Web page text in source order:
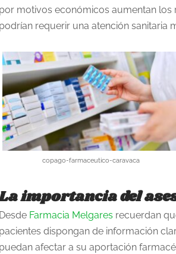
por motivos económicos aumentan
podrían requerir una atención sanitaria
copago-farmaceutico-caravaca
importancia del
Desde Farmacia Melgares recuerdan
pacientes dispongan de información
puedan afectar a su aportación